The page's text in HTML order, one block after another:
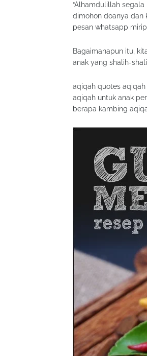
“Alhamdulillah
dimohon doanya dan
pesan whatsapp
Bagaimanapun itu,
anak yang shalih-
aqiqah quotes
aqiqah untuk anak
berapa kambing